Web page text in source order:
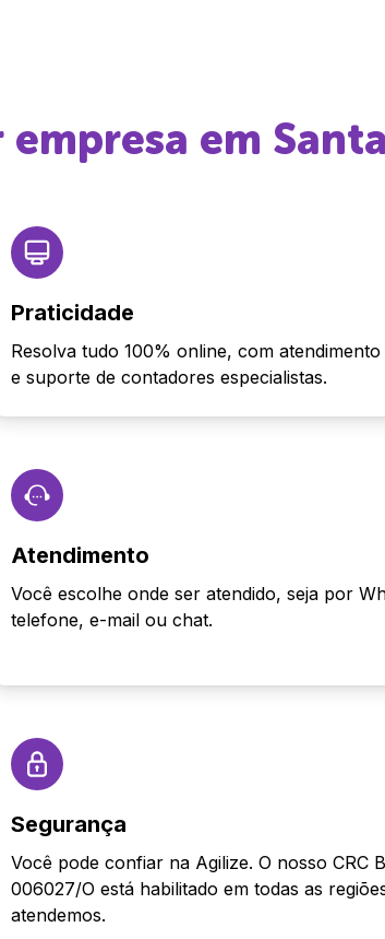
em
Praticidade
Resolva tudo 100% online, com
e suporte de contadores especialistas.
Atendimento
Você escolhe onde ser atendido, seja por
telefone, e-mail ou chat.
Segurança
Você pode confiar na Agilize. O nosso CRC
006027/O está habilitado em todas as
atendemos.